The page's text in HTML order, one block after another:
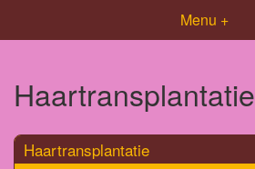
Menu +
Haartransplantatie
Haartransplantatie